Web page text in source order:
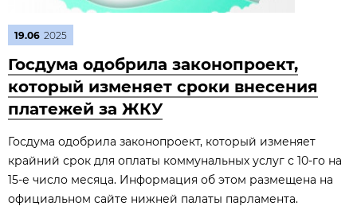
19.06 2025
Госдума одобрила законопроект,
который изменяет сроки внесения
платежей за ЖКУ
Госдума одобрила законопроект, который изменяет
крайний срок для оплаты коммунальных услуг с 10-го на
15-е число месяца. Информация об этом размещена на
официальном сайте нижней палаты парламента.